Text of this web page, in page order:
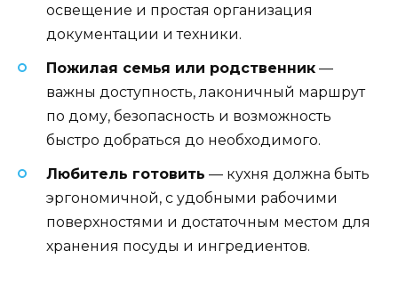
освещение и простая организация
документации и техники.
Пожилая семья или родственник —
важны доступность, лаконичный маршрут
по дому, безопасность и возможность
быстро добраться до необходимого.
Любитель готовить — кухня должна быть
эргономичной, с удобными рабочими
поверхностями и достаточным местом для
хранения посуды и ингредиентов.